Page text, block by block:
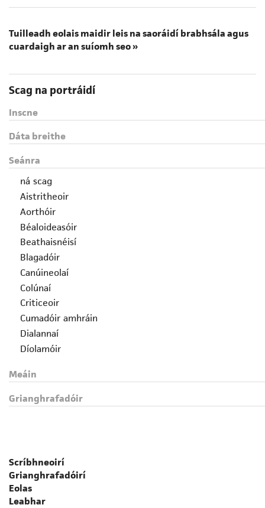
Tuilleadh eolais maidir leis na saoráidí brabhsála agus
cuardaigh ar an suíomh seo »
Scag na portráidí
Inscne
Dáta breithe
Seánra
ná scag
Aistritheoir
Aorthóir
Béaloideasóir
Beathaisnéisí
Blagadóir
Canúineolaí
Colúnaí
Criticeoir
Cumadóir amhráin
Dialannaí
Díolamóir
Eagarthóir
Fealsúnaí
File
Gramadóir
Iriseoir
Leabhrógaí
Léirmheastóir
Meáin
Grianghrafadóir
Scríbhneoirí
Grianghrafadóirí
Eolas
Leabhar